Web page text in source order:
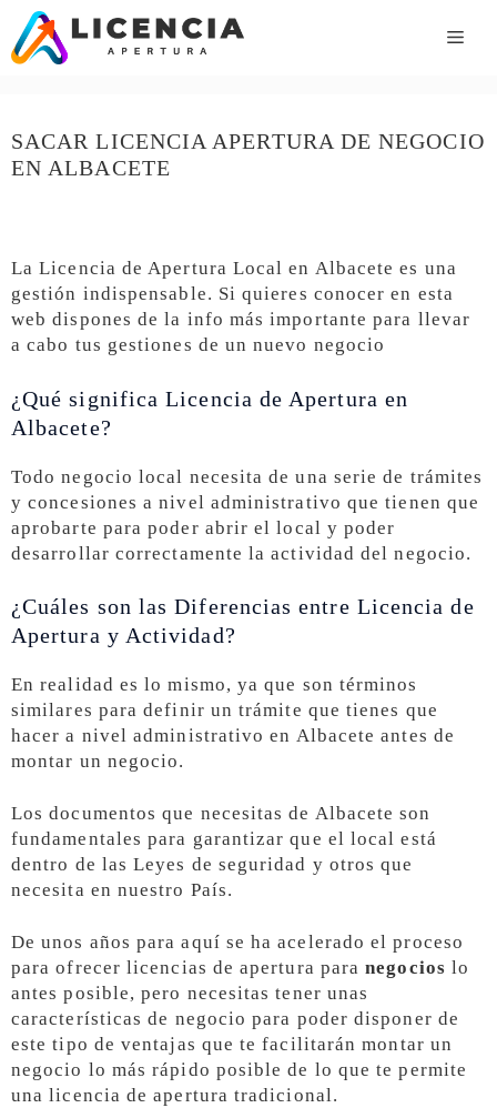
Saltar
contenido
SACAR LICENCIA APERTURA DE NEGOCIO
EN ALBACETE
La Licencia de Apertura Local en Albacete es una
gestión indispensable. Si quieres conocer en esta
web dispones de la info más importante para llevar
a cabo tus gestiones de un nuevo negocio
¿Qué significa Licencia de Apertura en
Albacete?
Todo negocio local necesita de una serie de trámites
y concesiones a nivel administrativo que tienen que
aprobarte para poder abrir el local y poder
desarrollar correctamente la actividad del negocio.
¿Cuáles son las Diferencias entre Licencia de
Apertura y Actividad?
En realidad es lo mismo, ya que son términos
similares para definir un trámite que tienes que
hacer a nivel administrativo en Albacete antes de
montar un negocio.
Los documentos que necesitas de Albacete son
fundamentales para garantizar que el local está
dentro de las Leyes de seguridad y otros que
necesita en nuestro País.
De unos años para aquí se ha acelerado el proceso
para ofrecer licencias de apertura paranegocios lo
antes posible, pero necesitas tener unas
características de negocio para poder disponer de
este tipo de ventajas que te facilitarán montar un
negocio lo más rápido posible de lo que te permite
una licencia de apertura tradicional.